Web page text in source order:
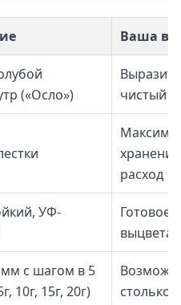
Ваша
(«Осло»)
чистый
расход
УФ-
Готовое
с шагом в 5
10г, 15г, 20г)
столько,